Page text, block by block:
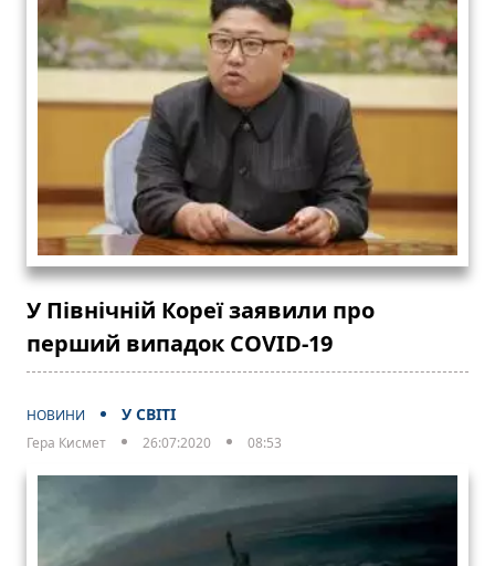
У Північній Кореї заявили про
перший випадок COVID-19
НОВИНИ У СВІТІ
Гера Кисмет 26:07:2020 08:53